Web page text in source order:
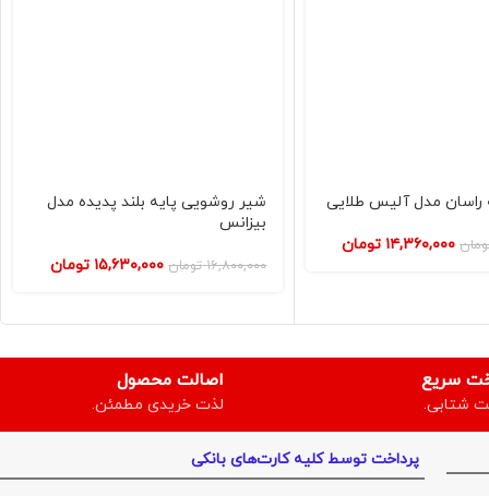
راسان مدل آلیس طلایی
۱۴,۳۶۰,۰۰۰ تومان
شیر روشویی پایه بلند پدیده مدل
بیزانس
۱۶,۸۰۰,۰۰۰ تومان ۱۵,۶۳۰,۰۰۰ تومان
سریع
شتابی.
اصالت محصول
لذت خریدی مطمئن.
پرداخت توسط کلیه کارت‌های بانکی